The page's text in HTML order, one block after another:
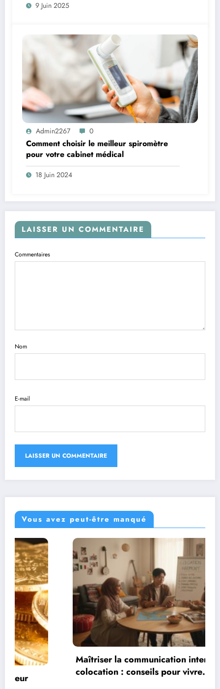
9 Juin 2025
Admin2267 0
Comment choisir le meilleur spiromètre
pour votre cabinet médical
18 Juin 2024
LAISSER UN COMMENTAIRE
Commentaires
Nom
E-mail
Vous avez peut-être manqué
Maîtriser la communication interculturelle en
colocation : conseils pour vivre
harmonieusement dans un environnement